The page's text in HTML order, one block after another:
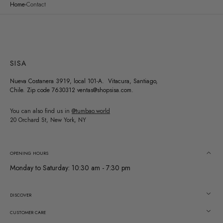
HomeContact
SISA
Nueva Costanera 3919, local 101-A. Vitacura, Santiago,
Chile. Zip code 7630312 ventas@shopsisa.com.
You can also find us in @tumbao.world
20 Orchard St, New York, NY
OPENING HOURS
Monday to Saturday: 10:30 am - 7:30 pm
DISCOVER
CUSTOMER CARE